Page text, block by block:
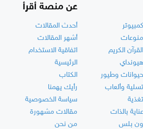
كمبيوتر
منوعات
القرآن الكريم
هيونداي
حيوانات وطيور
تسلية وألعاب
تغذية
عناية بالذات
ون بلس
عن منصة أقرأ
أحدث المقالات
أشهر المقالات
اتفاقية الاستخدام
الرئيسية
الكتاب
رأيك يهمنا
سياسة الخصوصية
مقالات مشهورة
من نحن